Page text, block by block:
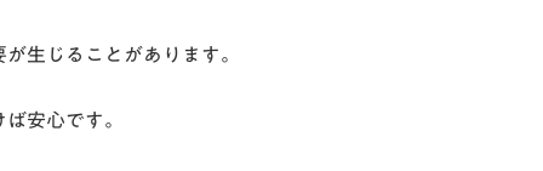
生じることがあります。
安心です。